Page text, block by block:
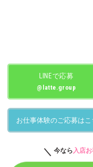
LINEで応募
@latte.group
お仕事体験のご応募はこ
今なら入店